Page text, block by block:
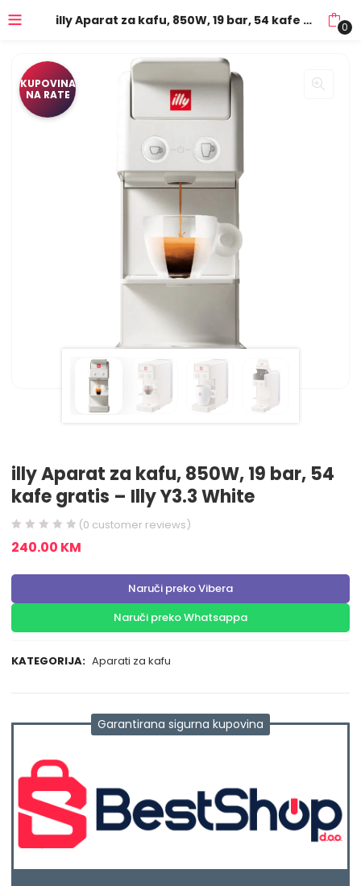
illy Aparat za kafu, 850W, 19 bar, 54 kafe gratis – Illy Y3.3 White 0
KUPOVINA
NA RATE
illy Aparat za kafu, 850W, 19 bar, 54
kafe gratis – Illy Y3.3 White
(0 customer reviews)
240.00 KM
Naruči preko Vibera
Naruči preko Whatsappa
KATEGORIJA: Aparati za kafu
Garantirana sigurna kupovina